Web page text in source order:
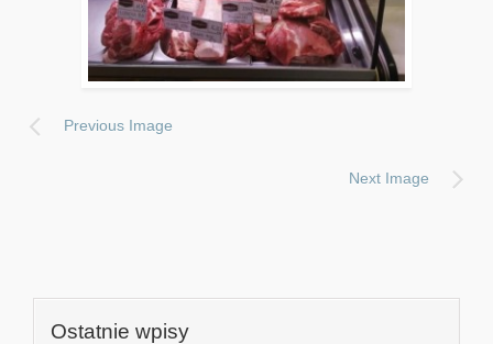
Previous Image
Next Image
Ostatnie wpisy